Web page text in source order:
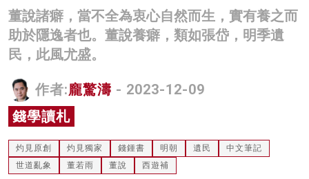
商業
科技
影片
名家榜
灼見活動
關於我們
董說諸癖，當不全為衷心自然而生，實有養之而
助於隱逸者也。董說養癖，類如張岱，明季遺
民，此風尤盛。
作者:龐驚濤 - 2023-12-09
錢學讀札
灼見原創 灼見獨家 錢鍾書 明朝 遺民
中文筆記
世道亂象
董若雨 董說 西遊補